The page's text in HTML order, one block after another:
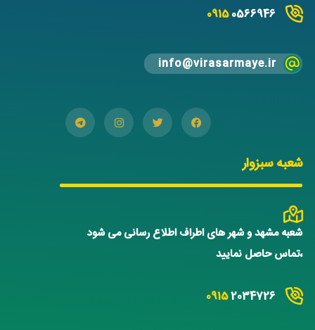
09150566946
info@virasarmaye.ir
شعبه سبزوار
شعبه مشهد و شهر های اطراف اطلاع رسانی می شود
،تماس حاصل نمایید
09152034726